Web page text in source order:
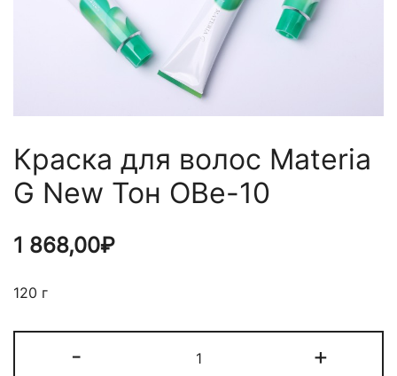
Краска для волос Materia
G New Тон OBe-10
1 868,00₽
120 г
-
для
+